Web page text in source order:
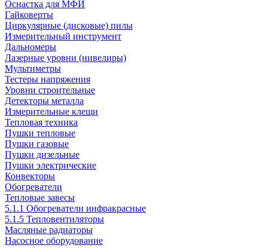
Оснастка для МФИ
Гайковерты
Циркулярные (дисковые) пилы
Измерительный инструмент
Дальномеры
Лазерные уровни (нивелиры)
Мультиметры
Тестеры напряжения
Уровни строительные
Детекторы металла
Измерительные клещи
Тепловая техника
Пушки тепловые
Пушки газовые
Пушки дизельные
Пушки электрические
Конвекторы
Обогреватели
Тепловые завесы
5.1.1 Обогреватели инфракрасные
5.1.5 Тепловентиляторы
Масляные радиаторы
Насосное оборудование